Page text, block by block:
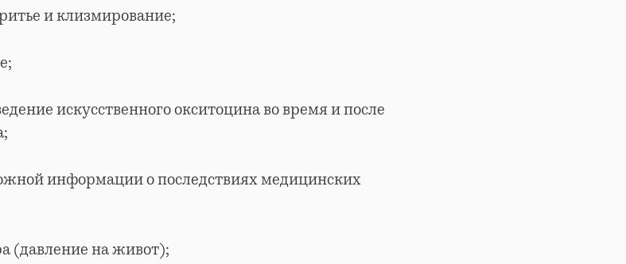
и клизмирование;
искусственного окситоцина во время и после
информации о последствиях медицинских
(давление на живот);